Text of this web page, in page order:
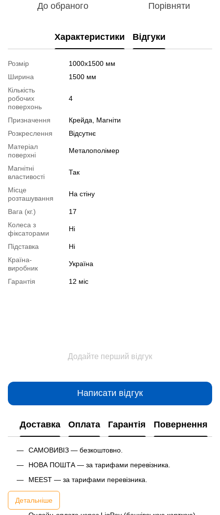
До обраного Порівняти
Характеристики Відгуки
Розмір
1000х1500 мм
Ширина
1500 мм
Кількість
робочих
поверхонь
4
Призначення
Крейда, Магніти
Розкреслення
Відсутнє
Матеріал
поверхні
Металополімер
Магнітні
властивості
Так
Місце
розташування
На стіну
Вага (кг.)
17
Колеса з
фіксаторами
Ні
Підставка
Ні
Країна-
виробник
Україна
Гарантія 12 міс
Додайте перший відгук
Написати відгук
Доставка Оплата Гарантія Повернення
САМОВИВІЗ — безкоштовно.
НОВА ПОШТА — за тарифами перевізника.
MEEST — за тарифами перевізника.
Детальніше